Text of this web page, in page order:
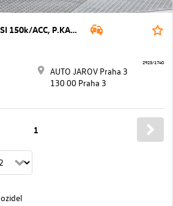
CUPRA Formentor 1.5 TSI 150k/ACC, P.KAMERA
AUTO JAROV Praha 3
130 00 Praha 3
2923/1740
1